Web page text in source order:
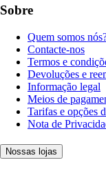
Sobre
Quem somos
Contacte-nos
Termos e
Devoluções e
Informação legal
Meios de
Tarifas e opções
Nota de
Nossas lojas